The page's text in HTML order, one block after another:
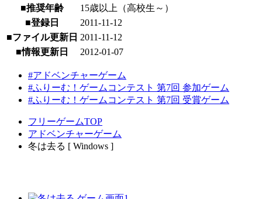
■推奨年齢
15歳以上（高校生～）
■登録日
2011-11-12
■ファイル更新日 2011-11-12
■情報更新日
2012-01-07
#アドベンチャーゲーム
#ふりーむ！ゲームコンテスト 第7回 参加ゲーム
#ふりーむ！ゲームコンテスト 第7回 受賞ゲーム
フリーゲームTOP
アドベンチャーゲーム
冬は去る [ Windows ]